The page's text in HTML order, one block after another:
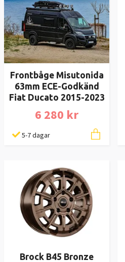
Frontbåge Misutonida
63mm ECE-Godkänd
Fiat Ducato 2015-2023
6 280 kr
5-7 dagar
Brock B45 Bronze